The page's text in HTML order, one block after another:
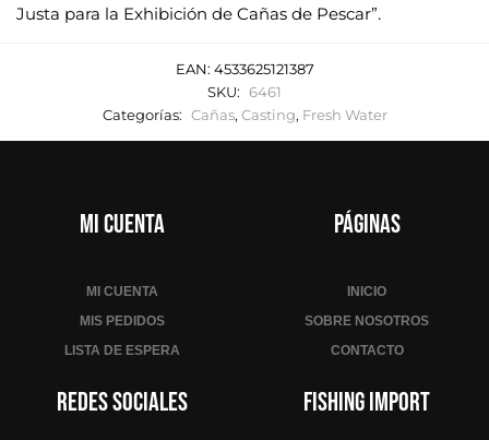
Justa para la Exhibición de Cañas de Pescar”.
EAN: 4533625121387
SKU: 6461
Categorías: Cañas, Casting, Fresh Water
Mi cuenta
MI CUENTA
MIS PEDIDOS
LISTA DE ESPERA
Páginas
INICIO
SOBRE NOSOTROS
CONTACTO
Redes sociales Fishing Import